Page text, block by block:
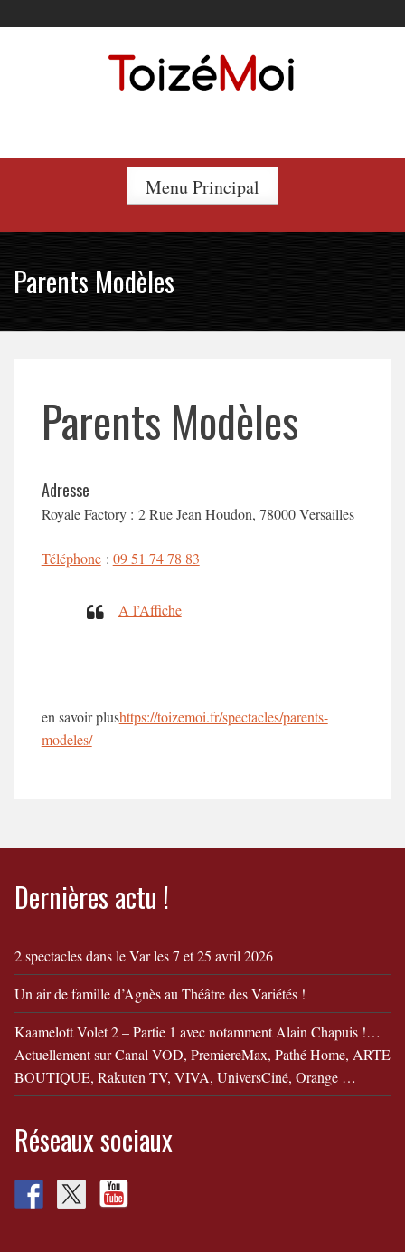
to
Menu Principal
Parents Modèles
Parents Modèles
Adresse
Royale Factory : 2 Rue Jean Houdon, 78000 Versailles
Téléphone: 09 51 74 78 83
A l’Affiche
en savoir plushttps://toizemoi.fr/spectacles/parents-
modeles/
Dernières actu !
2 spectacles dans le Var les 7 et 25 avril 2026
Un air de famille d’Agnès au Théâtre des Variétés !
Kaamelott Volet 2 – Partie 1 avec notamment Alain Chapuis !…
Actuellement sur Canal VOD, PremiereMax, Pathé Home, ARTE
BOUTIQUE, Rakuten TV, VIVA, UniversCiné, Orange …
Réseaux sociaux